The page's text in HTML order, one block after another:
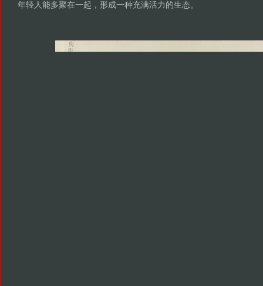
年轻人能多聚在一起，形成一种充满活力的生态。